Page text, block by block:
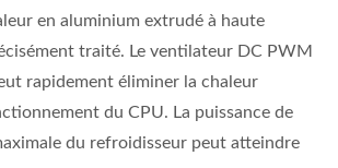
en aluminium extrudé à haute
traité. Le ventilateur DC PWM
rapidement éliminer la chaleur
du CPU. La puissance de
du refroidisseur peut atteindre